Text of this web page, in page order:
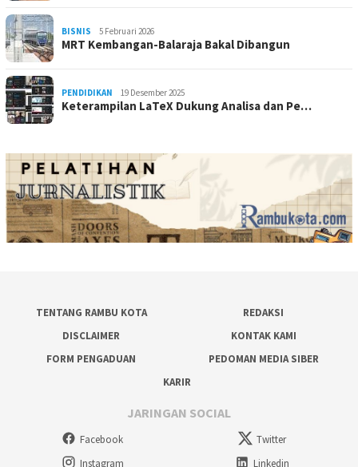
BISNIS 5 Februari 2026
MRT Kembangan-Balaraja Bakal Dibangun
PENDIDIKAN 19 Desember 2025
Keterampilan LaTeX Dukung Analisa dan Pe…
TENTANG RAMBU KOTA
REDAKSI
DISCLAIMER
KONTAK KAMI
FORM PENGADUAN
PEDOMAN MEDIA SIBER
KARIR
JARINGAN SOCIAL
Facebook
Twitter
Instagram
Linkedin